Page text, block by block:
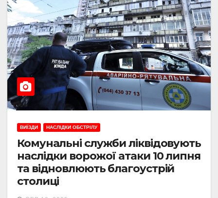
ВИЇЗДИ НАСЛІДКИ ОБСТРІЛУ
Комунальні служби ліквідовують
наслідки ворожої атаки 10 липня
та відновлюють благоустрій
столиці